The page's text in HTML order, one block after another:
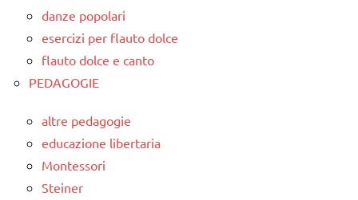
danze popolari
esercizi per flauto dolce
flauto dolce e canto
PEDAGOGIE
altre pedagogie
educazione libertaria
Montessori
Steiner